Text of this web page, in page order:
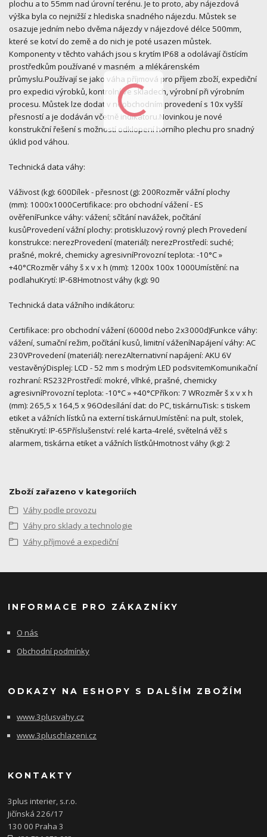
plochu a to 55mm nad úrovní terénu. Je to proto, aby nájezdová
výška byla co nejnižší z hlediska snadného nájezdu. Můstek se
osazuje jedním nebo dvěma nájezdy v nájezdové délce 500mm,
které se kotví do země a do nich je poté usazen můstek.
Komponenty v těchto vahách jsou s krytím IP68 a odolávají čistícím
prostředkům používané v masném a mlékárenském
průmyslu.Používají se jako váha příjmová pro příjem zboží, expediční
pro expedici výrobků, kontrolní ve skladech, výrobní při výrobním
procesu. Můstek lze dodat v neobchodním provedení s 10x vyšší
přesností a je dodáván včetně indikátoru.Novinkou je nové
konstrukční řešení s možností odklopení horního plechu pro snadný
úklid pod váhou.
Technická data váhy:
Váživost (kg): 600Dílek - přesnost (g): 200Rozměr vážní plochy
(mm): 1000x1000Certifikace: pro obchodní vážení - ES
ověřeníFunkce váhy: vážení; sčítání navážek, počítání
kusůProvedení vážní plochy: protiskluzový rovný plech Provedení
konstrukce: nerezProvedení (materiál): nerezProstředí: suché;
prašné, mokré, chemicky agresivníProvozní teplota: -10°C »
+40°CRozměr váhy š x v x h (mm): 1200x 100x 1000Umístění: na
podlahuKrytí: IP-68Hmotnost váhy (kg): 90
Technická data vážního indikátoru:
Certifikace: pro obchodní vážení (6000d nebo 2x3000d)Funkce váhy:
vážení, sumační režim, počítání kusů, limitní váženíNapájení váhy: AC
230VProvedení (materiál): nerezAlternativní napájení: AKU 6V
vestavěnýDisplej: LCD - 52 mm s modrým LED podsvitemKomunikační
rozhraní: RS232Prostředí: mokré, vlhké, prašné, chemicky
agresivníProvozní teplota: -10°C » +40°CPříkon: 7 WRozměr š x v x h
(mm): 265,5 x 164,5 x 96Odesílání dat: do PC, tiskárnuTisk: s tiskem
etiket a vážních lístků na externí tiskárnuUmístění: na pult, stolek,
stěnuKrytí: IP-65Příslušenství: relé karta-4relé, světelná věž s
alarmem, tiskárna etiket a vážních lístkůHmotnost váhy (kg): 2
Zboží zařazeno v kategoriích
Váhy podle provozu
Váhy pro sklady a technologie
Váhy příjmové a expediční
INFORMACE PRO ZÁKAZNÍKY
O nás
Obchodní podmínky
ODKAZY NA ESHOPY S DALŠÍM ZBOŽÍM
www.3plusvahy.cz
www.3pluschlazeni.cz
KONTAKTY
3plus interier, s.r.o.
Jičínská 226/17
130 00 Praha 3